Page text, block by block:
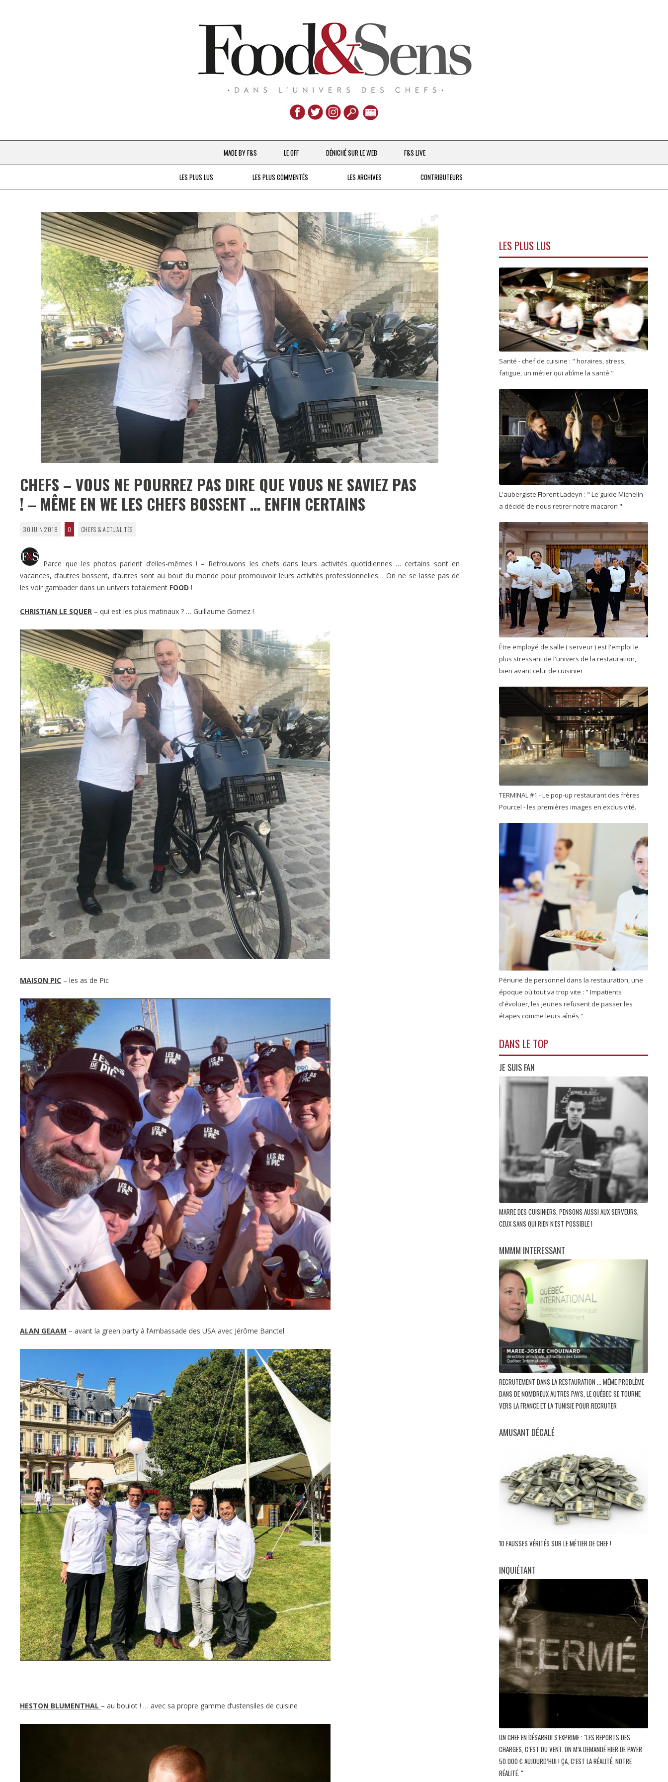
Aller
au
contenu
MADE BY F&S
CHEFS & ACTUALITÉS
À LA PETITE CUILLÈRE
DESTIN DE FEMME
V…DE VOYAGE
LE OFF DÉNICHÉ SUR LE WEB F&S LIVE
LES PLUS LUS LES PLUS COMMENTÉS LES ARCHIVES CONTRIBUTEURS
CHEFS – VOUS NE POURREZ PAS DIRE QUE VOUS NE SAVIEZ PAS
! – MÊME EN WE LES CHEFS BOSSENT … ENFIN CERTAINS
30 JUIN 2018 0 CHEFS & ACTUALITÉS
Parce que les photos parlent d’elles-mêmes ! – Retrouvons les chefs dans leurs activités quotidiennes … certains sont en
vacances, d’autres bossent, d’autres sont au bout du monde pour promouvoir leurs activités professionnelles… On ne se lasse pas de
les voir gambader dans un univers totalement FOOD !
CHRISTIAN LE SQUER – qui est les plus matinaux ? … Guillaume Gomez !
MAISON PIC – les as de Pic
ALAN GEAAM – avant la green party à l’Ambassade des USA avec Jérôme Banctel
HESTON BLUMENTHAL – au boulot ! … avec sa propre gamme d’ustensiles de cuisine
LES PLUS LUS
Santé - chef de cuisine : " horaires, stress,
fatigue, un métier qui abîme la santé "
L'aubergiste Florent Ladeyn : " Le guide Michelin
a décidé de nous retirer notre macaron "
Être employé de salle ( serveur ) est l'emploi le
plus stressant de l'univers de la restauration,
bien avant celui de cuisinier
TERMINAL #1 - Le pop-up restaurant des frères
Pourcel - les premières images en exclusivité.
Pénurie de personnel dans la restauration, une
époque où tout va trop vite : " Impatients
d'évoluer, les jeunes refusent de passer les
étapes comme leurs aînés "
DANS LE TOP
JE SUIS FAN
MARRE DES CUISINIERS, PENSONS AUSSI AUX SERVEURS,
CEUX SANS QUI RIEN N'EST POSSIBLE !
MMMM INTERESSANT
RECRUTEMENT DANS LA RESTAURATION ... MÊME PROBLÈME
DANS DE NOMBREUX AUTRES PAYS, LE QUÉBEC SE TOURNE
VERS LA FRANCE ET LA TUNISIE POUR RECRUTER
AMUSANT DÉCALÉ
10 FAUSSES VÉRITÉS SUR LE MÉTIER DE CHEF !
INQUIÉTANT
UN CHEF EN DÉSARROI S'EXPRIME : "LES REPORTS DES
CHARGES, C’EST DU VENT. ON M’A DEMANDÉ HIER DE PAYER
50.000 € AUJOURD’HUI ! ÇA, C’EST LA RÉALITÉ, NOTRE
RÉALITÉ. "